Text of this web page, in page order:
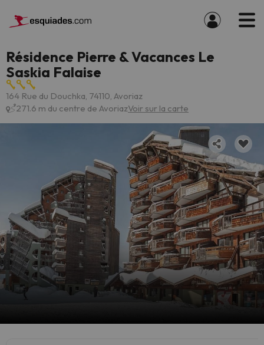
Résidence Pierre & Vacances Le
Saskia Falaise
164 Rue du Douchka, 74110, Avoriaz
271.6 m du centre de AvoriazVoir sur la carte